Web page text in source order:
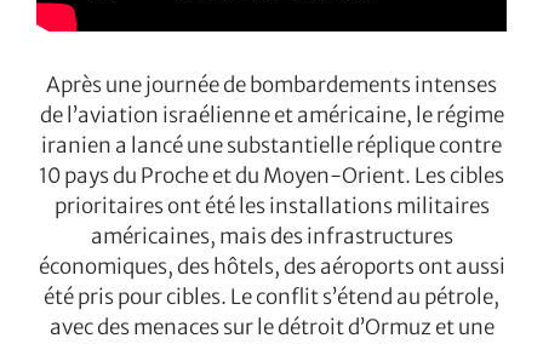
Après une journée de bombardements intenses
de l’aviation israélienne et américaine, le régime
iranien a lancé une substantielle réplique contre
10 pays du Proche et du Moyen-Orient. Les cibles
prioritaires ont été les installations militaires
américaines, mais des infrastructures
économiques, des hôtels, des aéroports ont aussi
été pris pour cibles. Le conflit s’étend au pétrole,
avec des menaces sur le détroit d’Ormuz et une